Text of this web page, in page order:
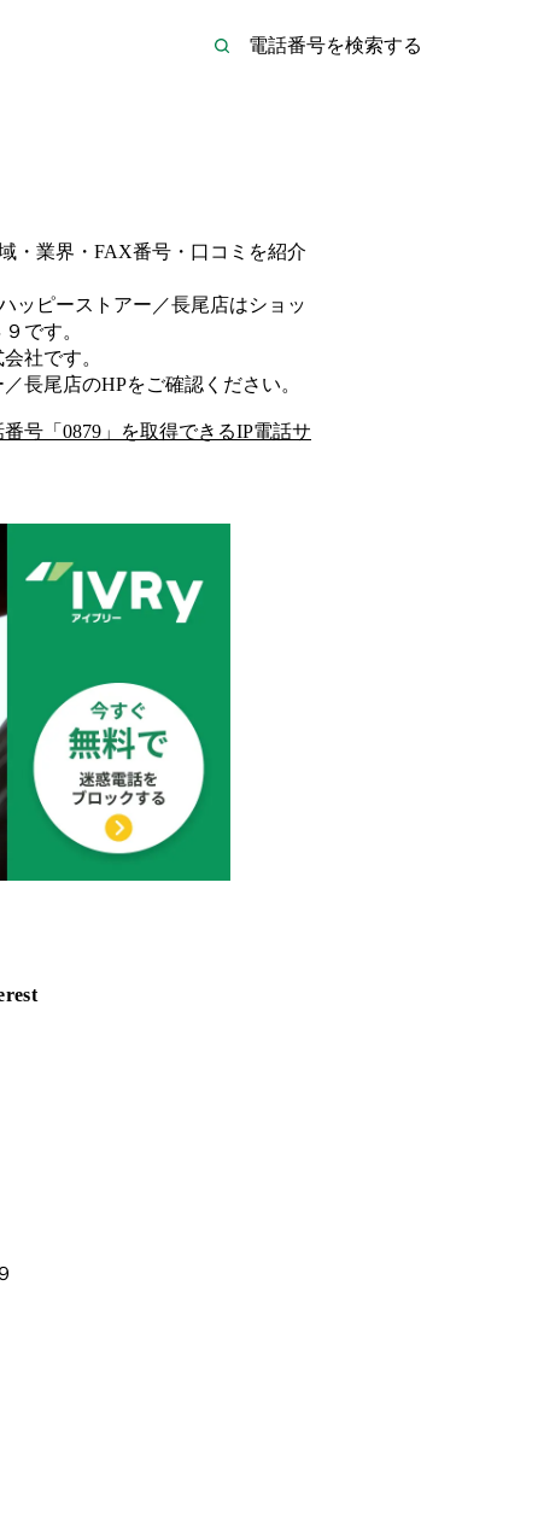
・業界・FAX番号・口コミを紹介
ッピーストアー／長尾店はショッ
です。
社です。
／長尾店のHPをご確認ください。
号「 0879 」を取得できるIP電話サ